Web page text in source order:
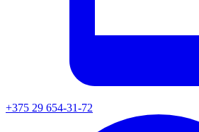
+375 29 654-31-72